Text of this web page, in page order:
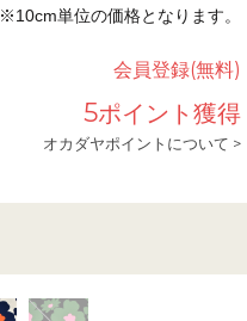
※10cm単位の価格となります。
会員登録(無料)
5ポイント獲得
オカダヤポイントについて >